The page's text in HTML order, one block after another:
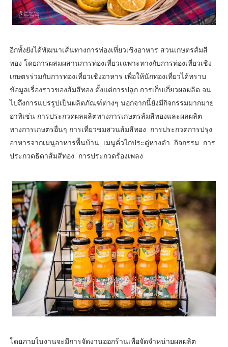
อีกทั้งยังได้พัฒนาเส้นทางการท่องเที่ยวเชิงอาหาร สวนเกษตรส้มสี
ทอง โดยการผสมผสานการท่องเที่ยวเฉพาะทางกับการท่องเที่ยวเชิง
เกษตรร่วมกับการท่องเที่ยวเชิงอาหาร เพื่อให้นักท่องเที่ยวได้ทราบ
ข้อมูลเรื่องราวของส้มสีทอง ตั้งแต่การปลูก การเก็บเกี่ยวผลผลิต จน
ไปถึงการแปรรูปเป็นผลิตภัณฑ์ต่างๆ นอกจากนี้ยังมีกิจกรรมมากมาย
อาทิเช่น การประกวดผลผลิตทางการเกษตรส้มสีทองและผลผลิต
ทางการเกษตรอื่นๆ การเที่ยวชมสวนส้มสีทอง การประกวดการปรุง
อาหารจากเมนูอาหารพื้นบ้าน เมนูคั่วไก่ประดู่หางดำ กิจกรรม การ
ประกวดธิดาส้มสีทอง การประกวดร้องเพลง
โดยภายในงานจะมีการจัดงานออกร้านเพื่อจัดจำหน่ายผลผลิต